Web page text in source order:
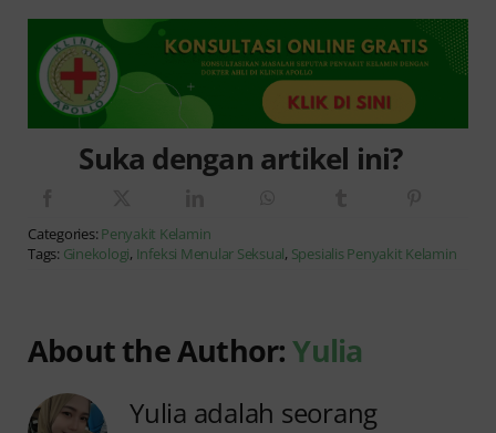
Suka dengan artikel ini?
Categories: Penyakit Kelamin
Tags: Ginekologi, Infeksi Menular Seksual, Spesialis Penyakit Kelamin
About the Author:Yulia
Yulia adalah seorang